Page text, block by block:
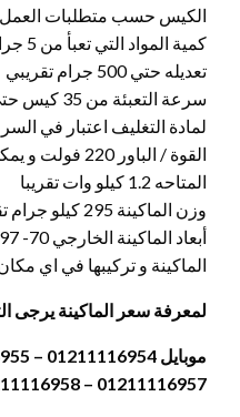
الكيس حسب متطلبات العمل
تعديله حتي 500 جرام تقريبي
لمادة التغليف اعتبار في
القوة /
المتاحه 1.2 كيلو وات تقريبا
وزن الماكينة 295 كيلو جرام تقريبا
الماكينة و تركيبها في اي
لمعرفة سعر الماكينة يرجى
01211116957 – 01211116958